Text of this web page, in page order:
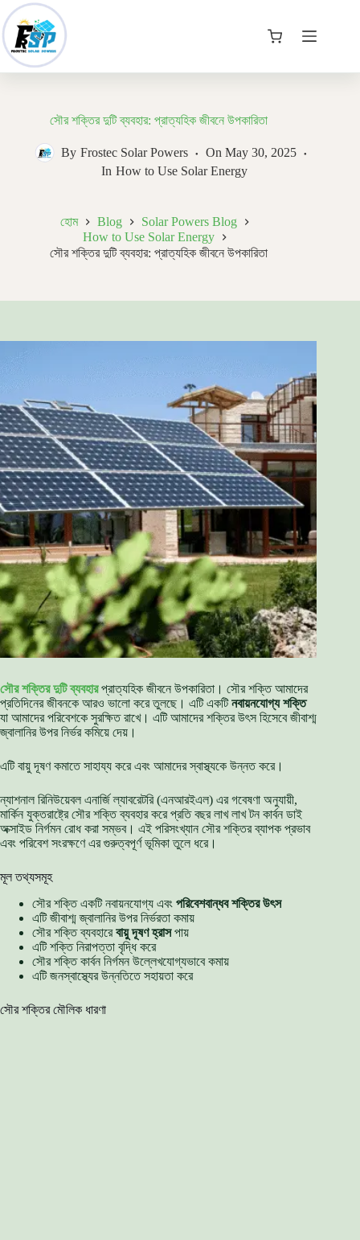
Skip
to
content
কার্ট
সৌর শক্তির দুটি ব্যবহার: প্রাত্যহিক জীবনে উপকারিতা
By Frostec Solar Powers On May 30, 2025
In How to Use Solar Energy
হোম Blog
Solar Powers Blog
How to Use Solar Energy
সৌর শক্তির দুটি ব্যবহার: প্রাত্যহিক জীবনে উপকারিতা
সৌর শক্তির দুটি ব্যবহারপ্রাত্যহিক জীবনে উপকারিতা। সৌর শক্তি আমাদের
প্রতিদিনের জীবনকে আরও ভালো করে তুলছে। এটি একটিনবায়নযোগ্য শক্তি
যা আমাদের পরিবেশকে সুরক্ষিত রাখে। এটি আমাদের শক্তির উৎস হিসেবে জীবাশ্ম
জ্বালানির উপর নির্ভর কমিয়ে দেয়।
এটি বায়ু দূষণ কমাতে সাহায্য করে এবং আমাদের স্বাস্থ্যকে উন্নত করে।
ন্যাশনাল রিনিউয়েবল এনার্জি ল্যাবরেটরি (এনআরইএল) এর গবেষণা অনুযায়ী,
মার্কিন যুক্তরাষ্ট্রে সৌর শক্তি ব্যবহার করে প্রতি বছর লাখ লাখ টন কার্বন ডাই
অক্সাইড নির্গমন রোধ করা সম্ভব। এই পরিসংখ্যান সৌর শক্তির ব্যাপক প্রভাব
এবং পরিবেশ সংরক্ষণে এর গুরুত্বপূর্ণ ভূমিকা তুলে ধরে।
মূল তথ্যসমূহ
সৌর শক্তি একটি নবায়নযোগ্য এবং পরিবেশবান্ধব শক্তির উৎস
এটি জীবাশ্ম জ্বালানির উপর নির্ভরতা কমায়
সৌর শক্তি ব্যবহারেবায়ু দূষণ হ্রাসপায়
এটি শক্তি নিরাপত্তা বৃদ্ধি করে
সৌর শক্তি কার্বন নির্গমন উল্লেখযোগ্যভাবে কমায়
এটি জনস্বাস্থ্যের উন্নতিতে সহায়তা করে
সৌর শক্তির মৌলিক ধারণা